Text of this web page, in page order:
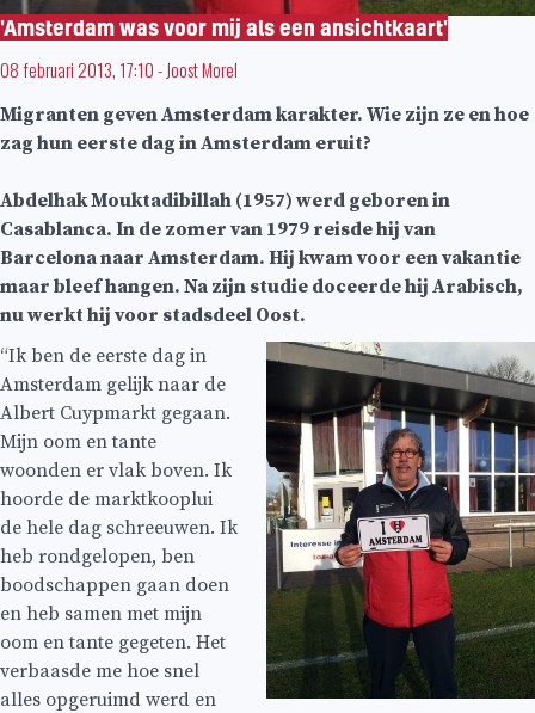
'Amsterdam was voor mij als een ansichtkaart'
08 februari 2013, 17:10-Joost Morel
Migranten geven Amsterdam karakter. Wie zijn ze en hoe
zag hun eerste dag in Amsterdam eruit?
Abdelhak Mouktadibillah (1957) werd geboren in
Casablanca. In de zomer van 1979 reisde hij van
Barcelona naar Amsterdam. Hij kwam voor een vakantie
maar bleef hangen. Na zijn studie doceerde hij Arabisch,
nu werkt hij voor stadsdeel Oost.
“Ik ben de eerste dag in
Amsterdam gelijk naar de
Albert Cuypmarkt gegaan.
Mijn oom en tante
woonden er vlak boven. Ik
hoorde de marktkooplui
de hele dag schreeuwen. Ik
heb rondgelopen, ben
boodschappen gaan doen
en heb samen met mijn
oom en tante gegeten. Het
verbaasde me hoe snel
alles opgeruimd werd en